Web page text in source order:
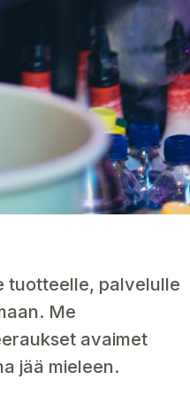
tuotteelle, palvelulle
Me
avaimet
jää mieleen.